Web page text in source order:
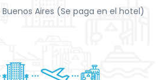
Aires (Se paga en el hotel)